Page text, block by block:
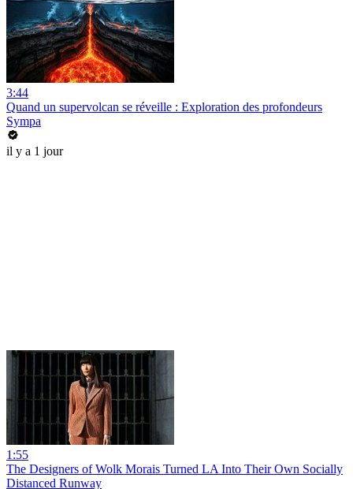
3:44
Quand un supervolcan se réveille : Exploration des profondeurs
Sympa
il y a 1 jour
1:55
The Designers of Wolk Morais Turned LA Into Their Own Socially
Distanced Runway